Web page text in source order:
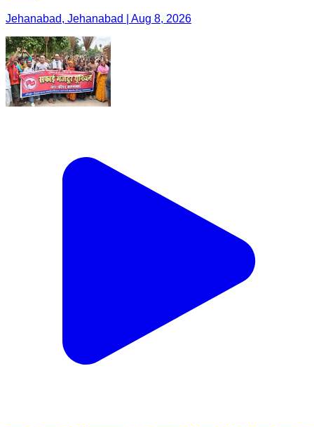
Jehanabad, Jehanabad | Aug 8, 2026